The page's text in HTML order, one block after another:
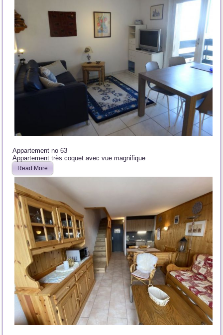
Appartement no 63
Appartement très coquet avec vue magnifique
Read More